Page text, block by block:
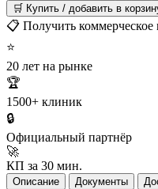
🛒 Купить / добавить в
📋 Получить коммерческое
⭐
20 лет на рынке
🏆
1500+ клиник
🔒
Официальный партнёр
🚀
КП за 30 мин.
Описание Документы